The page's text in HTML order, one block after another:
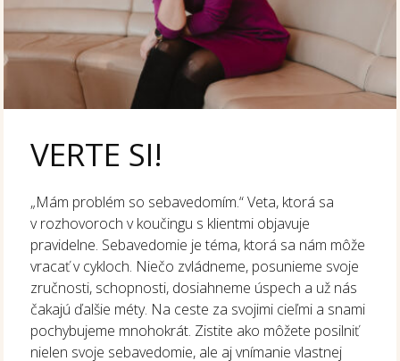
VERTE SI!
„Mám problém so sebavedomím.“ Veta, ktorá sa
v rozhovoroch v koučingu s klientmi objavuje
pravidelne. Sebavedomie je téma, ktorá sa nám môže
vracať v cykloch. Niečo zvládneme, posunieme svoje
zručnosti, schopnosti, dosiahneme úspech a už nás
čakajú ďalšie méty. Na ceste za svojimi cieľmi a snami
pochybujeme mnohokrát. Zistite ako môžete posilniť
nielen svoje sebavedomie, ale aj vnímanie vlastnej